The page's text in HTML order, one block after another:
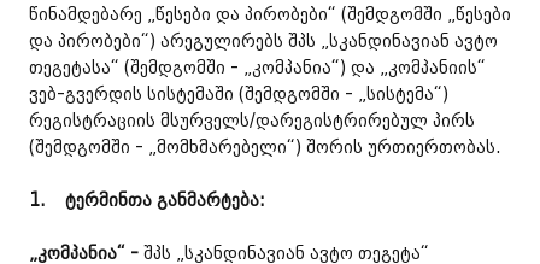
წინამდებარე „წესები და პირობები“ (შემდგომში „წესები
და პირობები“) არეგულირებს შპს „სკანდინავიან ავტო
თეგეტასა“ (შემდგომში - „კომპანია“) და „კომპანიის“
ვებ-გვერდის სისტემაში (შემდგომში - „სისტემა“)
რეგისტრაციის მსურველს/დარეგისტრირებულ პირს
(შემდგომში - „მომხმარებელი“) შორის ურთიერთობას.
1. ტერმინთა განმარტება:
„კომპანია“ - შპს „სკანდინავიან ავტო თეგეტა“